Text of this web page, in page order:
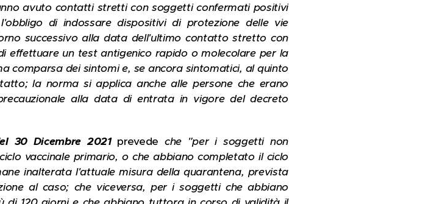
avuto contatti stretti con soggetti confermati positivi
di indossare dispositivi di protezione delle vie
successivo alla data dell'ultimo contatto stretto con
effettuare un test antigenico rapido o molecolare per la
comparsa dei sintomi e, se ancora sintomatici, al quinto
la norma si applica anche alle persone che erano
alla data di entrata in vigore del decreto
30 Dicembre 2021 prevede che "per i soggetti non
vaccinale primario, o che abbiano completato il ciclo
inalterata l'attuale misura della quarantena, prevista
al caso; che viceversa, per i soggetti che abbiano